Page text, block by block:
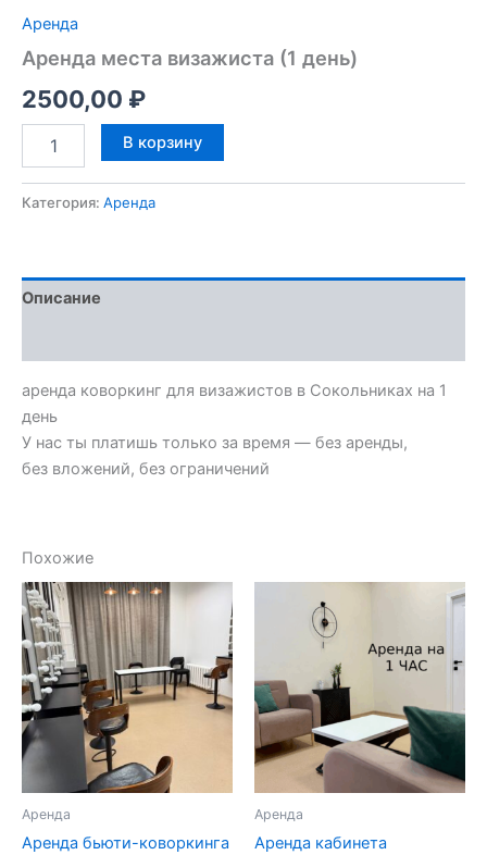
Аренда
Аренда места визажиста (1 день)
2500,00 ₽
В корзину
Категория: Аренда
Описание
аренда коворкинг для визажистов в Сокольниках на 1
день
У нас ты платишь только за время — без аренды,
без вложений, без ограничений
Похожие
Аренда
Аренда бьюти-коворкинга
Аренда
Аренда кабинета